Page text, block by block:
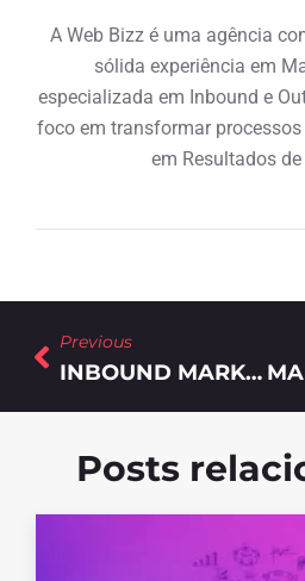
A Web Bizz é uma agência
sólida experiência em
especializada em Inbound e
foco em transformar
em Resultados
Previous
INBOUND MARKETING: A EVOLUÇÃO DO MARKETING B2B
Posts